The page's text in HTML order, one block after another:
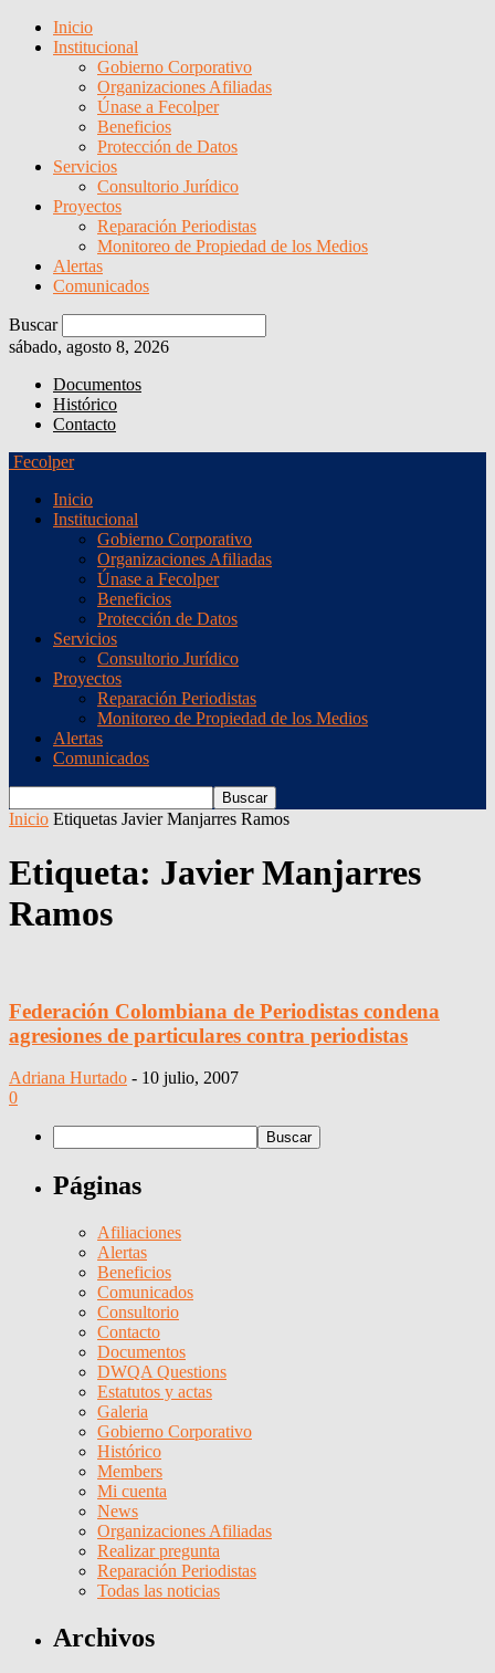
Inicio
Institucional
Gobierno Corporativo
Organizaciones Afiliadas
Únase a Fecolper
Beneficios
Protección de Datos
Servicios
Consultorio Jurídico
Proyectos
Reparación Periodistas
Monitoreo de Propiedad de los Medios
Alertas
Comunicados
Buscar
sábado, agosto 8, 2026
Documentos
Histórico
Contacto
Fecolper
Inicio
Institucional
Gobierno Corporativo
Organizaciones Afiliadas
Únase a Fecolper
Beneficios
Protección de Datos
Servicios
Consultorio Jurídico
Proyectos
Reparación Periodistas
Monitoreo de Propiedad de los Medios
Alertas
Comunicados
Inicio Etiquetas Javier Manjarres Ramos
Etiqueta: Javier Manjarres
Ramos
Federación Colombiana de Periodistas condena
agresiones de particulares contra periodistas
Adriana Hurtado - 10 julio, 2007
0
Páginas
Afiliaciones
Alertas
Beneficios
Comunicados
Consultorio
Contacto
Documentos
DWQA Questions
Estatutos y actas
Galeria
Gobierno Corporativo
Histórico
Members
Mi cuenta
News
Organizaciones Afiliadas
Realizar pregunta
Reparación Periodistas
Todas las noticias
Archivos